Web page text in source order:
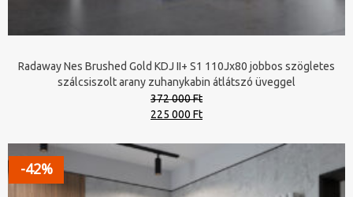
Radaway Nes Brushed Gold KDJ II+ S1 110Jx80 jobbos szögletes
szálcsiszolt arany zuhanykabin átlátszó üveggel
372 000 Ft
Original
was:
372
000 Ft.
225 000 FtCurrent
is:
000 Ft.
-42%